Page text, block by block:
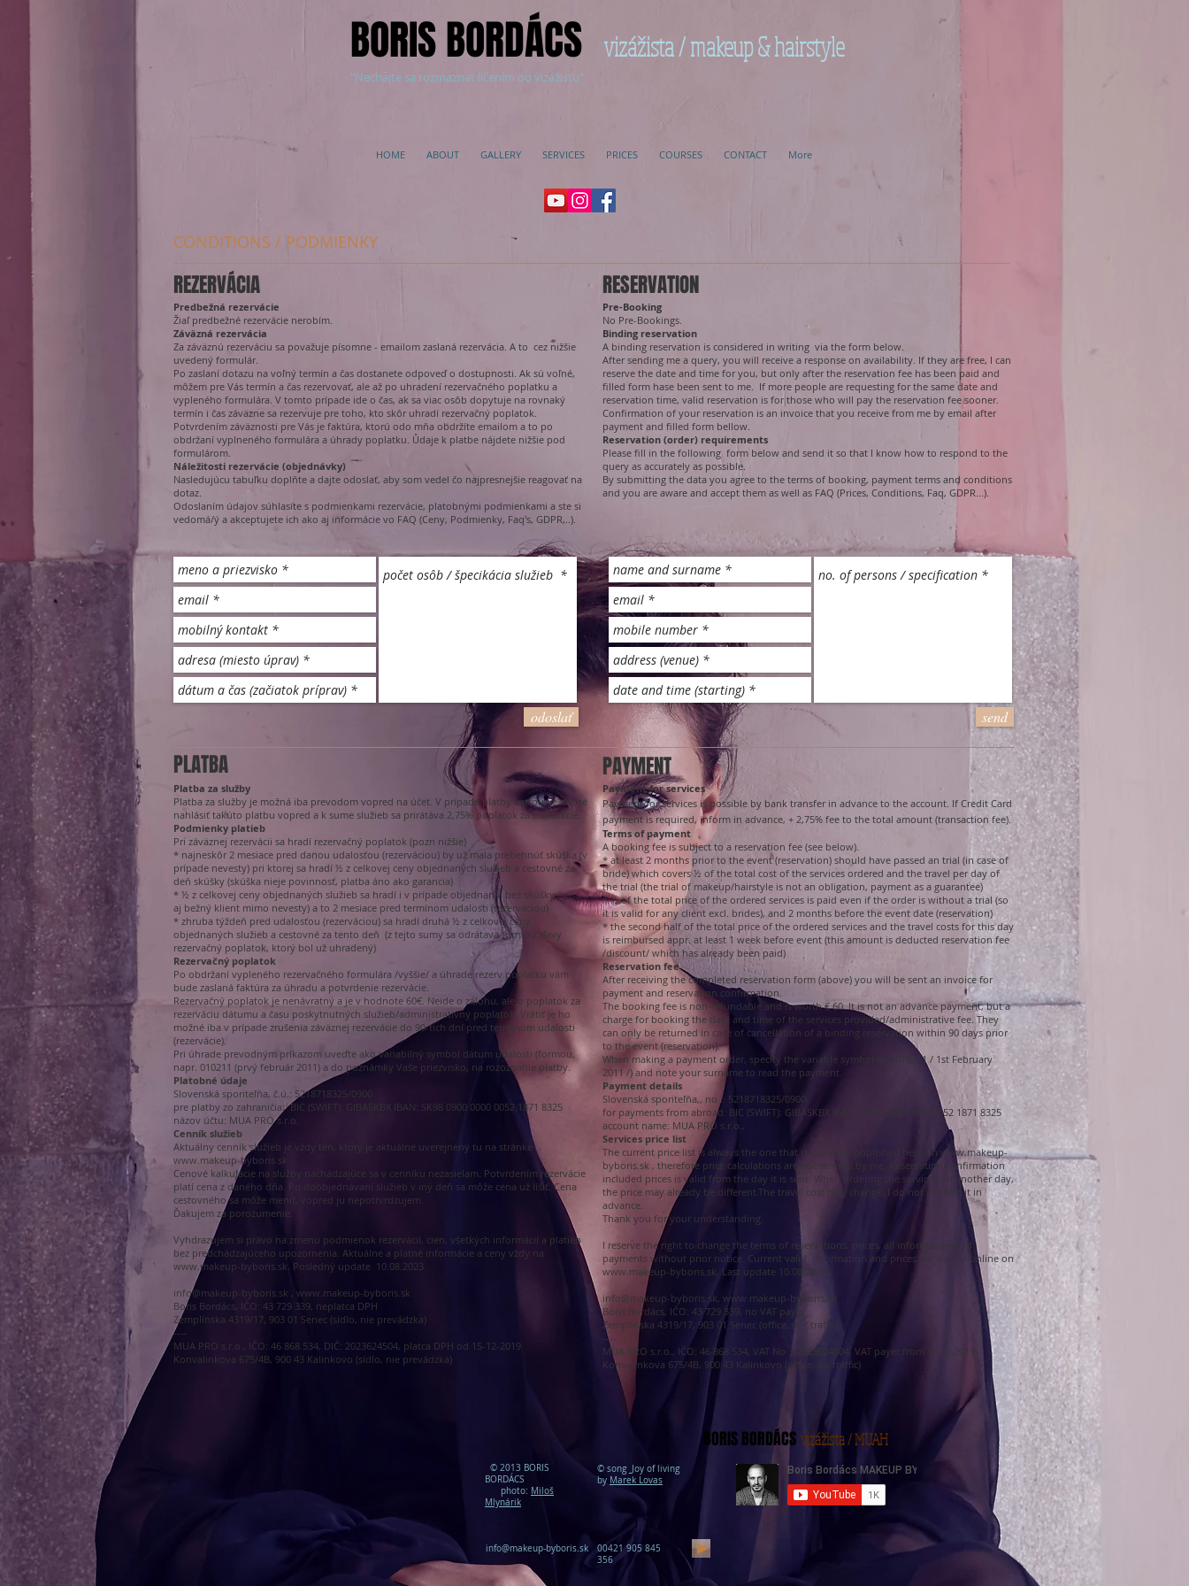
BORIS BORDÁCS vizážista / makeup & hairstyle
"Nechajte sa rozmaznať líčením od vizážistu"
HOME ABOUT GALLERY SERVICES PRICES COURSES CONTACT More
CONDITIONS / PODMIENKY
REZERVÁCIA
Predbežná rezervácie
Žiaľ predbežné rezervácie nerobím.
Záväzná rezervácia
Za záväznú rezerváciu sa považuje písomne - emailom zaslaná rezervácia. A to cez nižšie
uvedený formulár.
Po zaslaní dotazu na voľný termín a čas dostanete odpoveď o dostupnosti. Ak sú voľné,
môžem pre Vás termín a čas rezervovať, ale až po uhradení rezervačného poplatku a
vypleného formulára. V tomto prípade ide o čas, ak sa viac osôb dopytuje na rovnaký
termín i čas záväzne sa rezervuje pre toho, kto skôr uhradí rezervačný poplatok.
Potvrdením záväznosti pre Vás je faktúra, ktorú odo mňa obdržíte emailom a to po
obdržaní vyplneného formulára a úhrady poplatku. Ůdaje k platbe nájdete nižšie pod
formulárom.
Náležitosti rezervácie (objednávky)
Nasledujúcu tabuľku doplňte a dajte odoslať, aby som vedel čo najpresnejšie reagovať na
dotaz.
Odoslaním údajov súhlasíte s podmienkami rezervácie, platobnými podmienkami a ste si
vedomá/ý a akceptujete ich ako aj informácie vo FAQ (Ceny, Podmienky, Faq's, GDPR,..).
RESERVATION
Pre-Booking
No Pre-Bookings.
Binding reservation
A binding reservation is considered in writing via the form below.
After sending me a query, you will receive a response on availability. If they are free, I can
reserve the date and time for you, but only after the reservation fee has been paid and
filled form hase been sent to me. If more people are requesting for the same date and
reservation time, valid reservation is for those who will pay the reservation fee sooner.
Confirmation of your reservation is an invoice that you receive from me by email after
payment and filled form bellow.
Reservation (order) requirements
Please fill in the following form below and send it so that I know how to respond to the
query as accurately as possible.
By submitting the data you agree to the terms of booking, payment terms and conditions
and you are aware and accept them as well as FAQ (Prices, Conditions, Faq, GDPR...).
PLATBA PAYMENT
send
odoslať
Platba za služby
Platba za služby je možná iba prevodom vopred na účet. V prípade platby kartou, je nutné
nahlásiť takúto platbu vopred a k sume služieb sa prirátáva 2,75% poplatok za transakcie.
Podmienky platieb
Pri záväznej rezervácii sa hradí rezervačný poplatok (pozri nižšie)
* najneskôr 2 mesiace pred danou udalosťou (rezerváciou) by už mala prebehnúť skúška (v
prípade nevesty) pri ktorej sa hradí ½ z celkovej ceny objednaných služieb a cestovné za
deň skúšky (skúška nieje povinnosť, platba áno ako garancia)
* ½ z celkovej ceny objednaných služieb sa hradí i v prípade objednania bez skúšky (teda
aj bežný klient mimo nevesty) a to 2 mesiace pred termínom udalosti (rezerváciou)
* zhruba týždeň pred udalosťou (rezerváciou) sa hradí druhá ½ z celkovej ceny
objednaných služieb a cestovné za tento deň (z tejto sumy sa odrátava formou zľavy
rezervačný poplatok, ktorý bol už uhradený)
Rezervačný poplatok
Po obdržaní vypleného rezervačného formulára /vyššie/ a úhrade rezerv.poplatku vám
bude zaslaná faktúra za úhradu a potvrdenie rezervácie.
Rezervačný poplatok je nenávratný a je v hodnote 60€. Neide o zálohu, ale o poplatok za
rezerváciu dátumu a času poskytnutných služieb/administratívny poplatok. Vrátiť je ho
možné iba v prípade zrušenia záväznej rezervácie do 90-tich dní pred termínom udalosti
(rezervácie).
Pri úhrade prevodným príkazom uveďte ako variabilný symbol dátum udalosti (formou,
napr. 010211 (prvý február 2011) a do poznámky Vaše priezvisko, na rozoznanie platby.
Platobné údaje
Slovenská sporiteľňa, č.ú.: 5218718325/0900
pre platby zo zahraničia: BIC (SWIFT): GIBASKBX IBAN: SK98 0900 0000 0052 1871 8325
názov účtu: MUA PRO s.r.o.
Cenník služieb
Aktuálny cenník služieb je vždy ten, ktorý je aktuálne uverejnený tu na stránke
www.makeup-byboris.sk
Cenové kalkulácie na služby nachádzajúce sa v cenníku nezasielam. Potvrdením rezervácie
platí cena z daného dňa. Pri doobjednávaní služieb v iný deň sa môže cena už líšiť. Cena
cestovného sa môže meniť, vopred ju nepotrvrdzujem.
Ďakujem za porozumenie.
Vyhdrazujem si právo na zmenu podmienok rezervácií, cien, všetkých informácií a platieb
bez predchádzajúceho upozornenia. Aktuálne a platné informácie a ceny vždy na
www.makeup-byboris.sk. Posledný update 10.08.2023
info@makeup-byboris.sk , www.makeup-byboris.sk
Boris Bordács, IČO: 43 729 339, neplatca DPH
Zemplínska 4319/17, 903 01 Senec (sídlo, nie prevádzka)
----
MUA PRO s.r.o., IČO: 46 868 534, DIČ: 2023624504, platca DPH od 15-12-2019
Konvalinkova 675/4B, 900 43 Kalinkovo (sídlo, nie prevádzka)
Payment for services
Payment for services is possible by bank transfer in advance to the account. If Credit Card
payment is required, inform in advance, + 2,75% fee to the total amount (transaction fee).
Terms of payment
A booking fee is subject to a reservation fee (see below).
* at least 2 months prior to the event (reservation) should have passed an trial (in case of
bride) which covers ½ of the total cost of the services ordered and the travel per day of
the trial (the trial of makeup/hairstyle is not an obligation, payment as a guarantee)
* ½ of the total price of the ordered services is paid even if the order is without a trial (so
it is valid for any client excl. brides), and 2 months before the event date (reservation)
* the second half of the total price of the ordered services and the travel costs for this day
is reimbursed appr. at least 1 week before event (this amount is deducted reservation fee
/discount/ which has already been paid)
Reservation fee
After receiving the completed reservation form (above) you will be sent an invoice for
payment and reservation confirmation.
The booking fee is non-refundable and is worth € 60. It is not an advance payment, but a
charge for booking the date and time of the services provided/administrative fee. They
can only be returned in case of cancellation of a binding reservation within 90 days prior
to the event (reservation).
When making a payment order, specify the variable symbol (eg, 010211 / 1st February
2011 /) and note your surname to read the payment.
Payment details
Slovenská sporiteľňa,, no .: 5218718325/0900
for payments from abroad: BIC (SWIFT): GIBASKBX IBAN: SK98 0900 0000 0052 1871 8325
account name: MUA PRO s.r.o.,
Services price list
The current price list is always the one that is currently published here on www.makeup-
byboris.sk , therefore price calculations are not sended by me. Reservation confirmation
included prices is valid from the day it is sent. When ordering the services on another day,
the price may already be different.The travel cost may change, I do not confirm it in
advance.
Thank you for your understanding.
I reserve the right to change the terms of reservations, prices, all information and
payments without prior notice. Current valid information and prices are always online on
www.makeup-byboris.sk. Last update 10.08.2023
info@makeup-byboris.sk, www.makeup-byboris.sk
Boris Bordács, IČO: 43 729 339, no VAT payer
Zemplínska 4319/17, 903 01 Senec (office, not traffic)
----
MUA PRO s.r.o., IČO: 46 868 534, VAT No .: 2023624504, VAT payer.from 15.12.2019
Konvalinkova 675/4B, 900 43 Kalinkovo (office, no traffic)
BORIS BORDÁCS vizážista / MUAH
© 2013 BORIS
BORDÁCS
photo: Miloš
Mlynárik
© song Joy of living
by Marek Lovas
info@makeup-byboris.sk
00421 905 845
356